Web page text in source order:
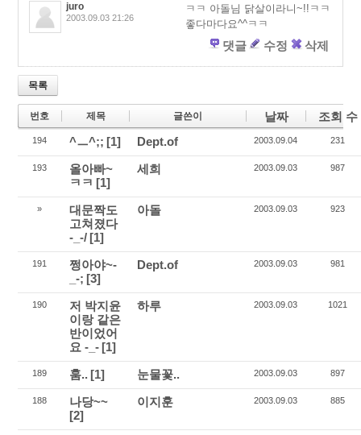
juro
2003.09.03 21:26
ㅋㅋ 아돌님 닭살이라니~!!ㅋㅋ
좋다마다요^^ㅋㅋ
댓글 수정 삭제
목록
번호 제목 글쓴이 날짜 조회 수
194 ^ㅡ^;; [1] Dept.of 2003.09.04 231
193
올아빠~
ㅋㅋ [1]
세희 2003.09.03 987
»
대문짝도
고쳐졌다
-_-/ [1]
아돌 2003.09.03 923
191
쩡아야~-
_-; [3]
Dept.of 2003.09.03 981
190
저 박지윤
이랑 같은
반이었어
요 -_- [1]
하루 2003.09.03 1021
189 훔.. [1] 눈물꽃.. 2003.09.03 897
188
나당~~
[2]
이지훈 2003.09.03 885